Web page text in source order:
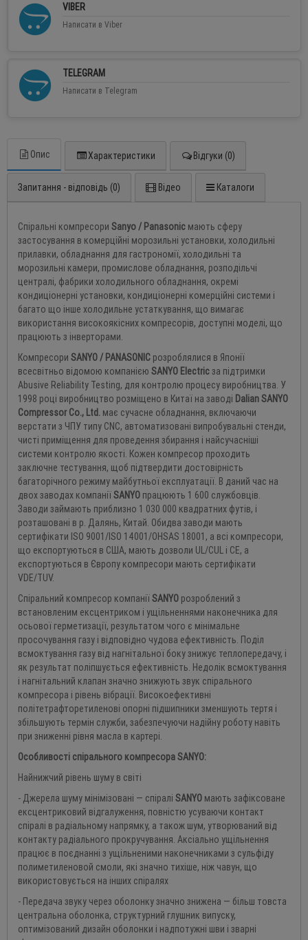
VIBER
Написати в Viber
TELEGRAM
Написати в Telegram
Опис Характеристики Відгуки (0)
Запитання - відповідь (0) Відео Каталоги
Спіральні компресори Sanyo / Panasonic мають сферу
застосування в комерційні морозильні установки, холодильні
прилавки, обладнання для гастрономії, холодильні та
морозильні камери, промислове обладнання, розподільчі
централі, фабрики холодильного обладнання, окремі
кондиціонерні установки, кондиціонерні комерційні системи і
багато що інше холодильне устаткування, що вимагає
використання високоякісних компресорів, доступні моделі, що
працюють з інверторами.
Компресори SANYO / PANASONIC розроблялися в Японії
всесвітньо відомою компанією SANYO Electricза підтримки
Abusive Reliability Testing, для контролю процесу виробництва. У
1998 році виробництво розміщено в Китаї на заводі Dalian SANYO
Compressor Co., Ltd. має сучасне обладнання, включаючи
верстати з ЧПУ типу СNС, автоматизовані випробувальні стенди,
чисті приміщення для проведення збирання і найсучасніші
системи контролю якості. Кожен компресор проходить
заключне тестування, щоб підтвердити достовірність
багаторічного режиму майбутньої експлуатації. В даний час на
двох заводах компаніїSANYO працюють 1 600 службовців.
Заводи займають приблизно 1 030 000 квадратних футів, і
розташовані в р. Далянь, Китай. Обидва заводи мають
сертифікати ISO 9001/ISO 14001/OHSAS 18001, а всі компресори,
що експортуються в США, мають дозволи UL/CUL і CE, а
експортуються в Європу компресори мають сертифікати
VDE/TUV.
Спіральний компресор компаніїSANYO розроблений з
встановленим ексцентриком і ущільненнями наконечника для
осьової герметизації, результатом чого є мінімальне
просочування газу і відповідно чудова ефективність. Поділ
всмоктування газу від нагнітальної боку знижує теплопередачу, і
як результат поліпшується ефективність. Недолік всмоктування
і нагнітальний клапан значно знижують звук спірального
компресора і рівень вібрації. Високоефективні
політетрафторетиленові опорні підшипники зменшують тертя і
збільшують термін служби, забезпечуючи надійну роботу навіть
при зниженні рівня масла в картері.
Особливості спірального компресора SANYO:
Найнижчий рівень шуму в світі
- Джерела шуму мінімізовані — спіралі SANYO мають зафіксоване
ексцентриковий відгалуження, повністю усуваючи контакт
спіралі в радіальному напрямку, а також шум, утворюваний від
контакту радіального прокручування. Аксіально ущільнення
працює в поєднанні з ущільненими наконечниками з сульфіду
полиметиленовой смоли, які значно тихіше, ніж чавун, що
використовується на інших спіралях
- Передача звуку через оболонку значно знижена — більш товста
центральна оболонка, структурний глушник випуску,
оптимізований дизайн оболонки і надпотужні шви і зварні